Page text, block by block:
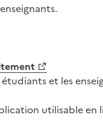
étudiants et les
utilisable en